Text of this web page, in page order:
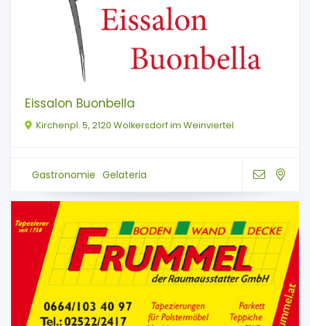
Eissalon Buonbella
Kirchenpl. 5, 2120 Wolkersdorf im Weinviertel
Gastronomie Gelateria